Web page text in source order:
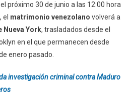
próximo 30 de junio a las 12:00 hora
el matrimonio venezolano volverá a
York, trasladados desde el
en el que permanecen desde
enero pasado.
investigación criminal contra Maduro